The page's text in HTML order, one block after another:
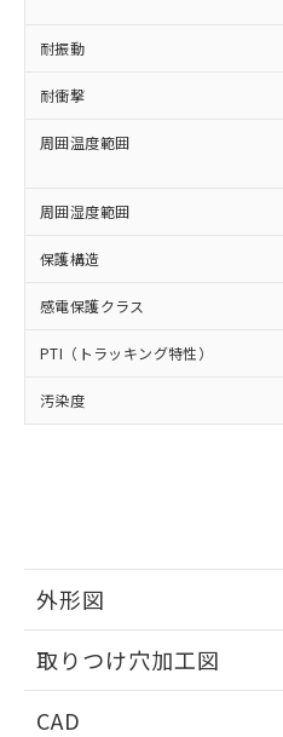
耐振動
耐衝撃
周囲温度範囲
周囲湿度範囲
保護構造
感電保護クラス
PTI（トラッキング特性）
汚染度
外形図
取りつけ穴加工図
CAD
正式な納期状況
様のお取引先、
オムロン制御機
販売ネッ
在庫状況および
事前の承諾なく
示しないようお
マイパーツ機能
ビス）をご利用
メンバーズにご
あります。
登録された部品
の共同利用に関
(PBDE) 1000ppm以下、フタ
ル) (DEHP)(別名：DOP)
ルベンジル（BBP）
（DBP） 1000ppm以下、フ
但し、RoHS指令で産業用監
フタル酸エステル類の４物質
図的な使用がないことを確認
※2 対応予定月
部品在庫の切り替え状
月が前後することがあ
※3 非含有証明書
るもので、過去に遡っ
ものではありません。
また、RoHS指令のフ
ニル類) : 1000ppm、
DBP(フタル酸ジブチル) :
DEHP(フタル酸ビス(2-エチ
「ｅ」：有害物質（10
準値以下であることを
「10」：通常の使用状
質が外部に漏えいし、
及ぼさない年数を意味
「－」：未確認です。
当社は規制貨物
全に破砕するな
いよう必要な手
当社は貴社製品
ル、化学兵器、
武器並びにこれ
当社は、貴社製
場合は、上記1、
該第三者に通知
販売先および販
法に輸出するおそ
り引きをいたし
一定数以上
一定数には
いては、お
たはお客様
機器販売店
白
受注生産機
情報を公開